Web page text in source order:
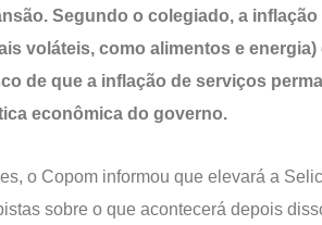
Segundo o colegiado, a
voláteis, como alimentos e energia)
de que a inflação de serviços
econômica do governo.
o Copom informou que elevará a
sobre o que acontecerá depois